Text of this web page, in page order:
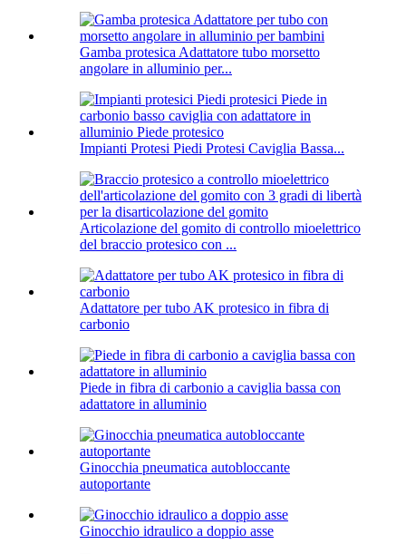
Gamba protesica Adattatore tubo morsetto
angolare in alluminio per...
Impianti Protesi Piedi Protesi Caviglia Bassa...
Articolazione del gomito di controllo mioelettrico
del braccio protesico con ...
Adattatore per tubo AK protesico in fibra di
carbonio
Piede in fibra di carbonio a caviglia bassa con
adattatore in alluminio
Ginocchia pneumatica autobloccante
autoportante
Ginocchio idraulico a doppio asse